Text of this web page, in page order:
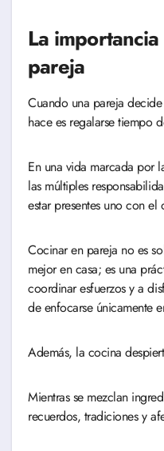
La
pareja
Cuando una pareja
hace es regalarse tiempo
En una vida marcada por
las múltiples
estar presentes uno con el
Cocinar en pareja no es
mejor en casa; es una
coordinar esfuerzos y a
de enfocarse únicamente
Además, la cocina
Mientras se mezclan
recuerdos, tradiciones y